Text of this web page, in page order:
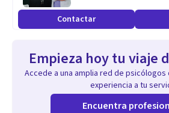
te orientare de la mejor manera
Las acompaño a descubrir ese
daño y el que te ayuda a avanzar
encontrar estrategias para conectar
sentirse expuestas, y a conocer tipos
Contactar
Empieza hoy tu viaje
Accede a una amplia red de psicólogos
experiencia a tu
Encuentra